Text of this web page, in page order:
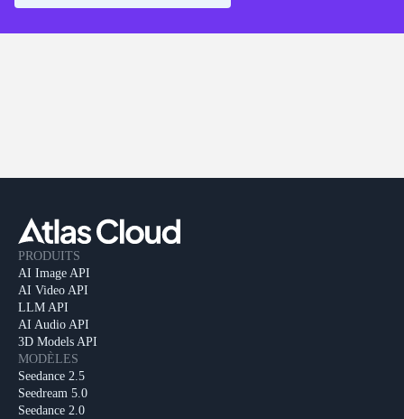
PRODUITS
AI Image API
AI Video API
LLM API
AI Audio API
3D Models API
MODÈLES
Seedance 2.5
Seedream 5.0
Seedance 2.0